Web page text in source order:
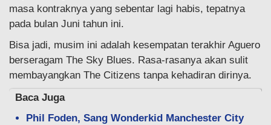
masa kontraknya yang sebentar lagi habis, tepatnya
pada bulan Juni tahun ini.
Bisa jadi, musim ini adalah kesempatan terakhir Aguero
berseragam The Sky Blues. Rasa-rasanya akan sulit
membayangkan The Citizens tanpa kehadiran dirinya.
Baca Juga
Phil Foden, Sang Wonderkid Manchester City